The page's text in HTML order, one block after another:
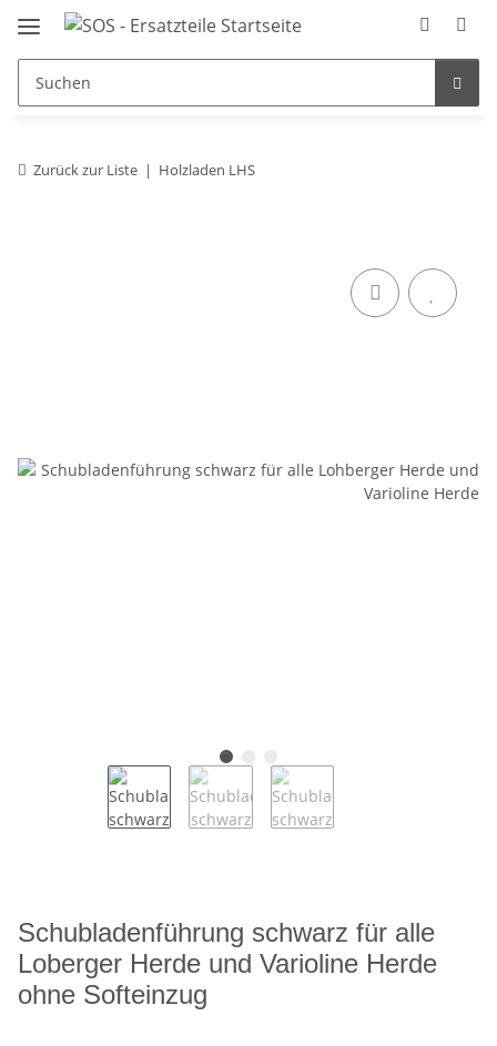
Zurück zur Liste Holzladen LHS
Schubladenführung schwarz für alle
Loberger Herde und Varioline Herde
ohne Softeinzug